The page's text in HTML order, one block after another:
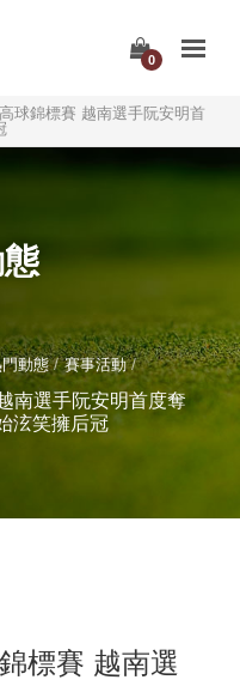
0
球錦標賽 越南選手阮安明首
動態 賽事活動
南選手阮安明首度奪
泫笑擁后冠
標賽 越南選